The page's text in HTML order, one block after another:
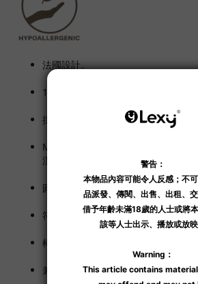
法國設計。
100％ 防水。
採用低致敏原的高質液態矽膠製成，
Mono Density 系列以人手倒模打造
潔淨不藏菌。
圓滑簡約線條設計。
符合人體工學，適合進入陰道及後庭
棒身柔軟度極高，可隨意彎曲、調較
兼容 Strap On 穿戴式內褲。